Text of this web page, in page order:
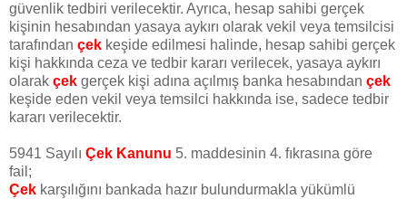
güvenlik tedbiri verilecektir. Ayrıca, hesap sahibi gerçek
kişinin hesabından yasaya aykırı olarak vekil veya temsilcisi
tarafından çek keşide edilmesi halinde, hesap sahibi gerçek
kişi hakkında ceza ve tedbir kararı verilecek, yasaya aykırı
olarak çek gerçek kişi adına açılmış banka hesabından çek
keşide eden vekil veya temsilci hakkında ise, sadece tedbir
kararı verilecektir.
5941 Sayılı Çek Kanunu 5. maddesinin 4. fıkrasına göre
fail;
Çek karşılığını bankada hazır bulundurmakla yükümlü